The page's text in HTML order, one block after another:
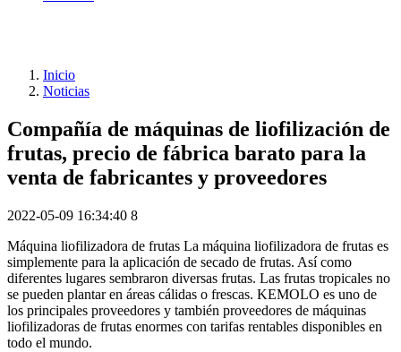
Inicio
Noticias
Compañía de máquinas de liofilización de
frutas, precio de fábrica barato para la
venta de fabricantes y proveedores
2022-05-09 16:34:40 8
Máquina liofilizadora de frutas La máquina liofilizadora de frutas es
simplemente para la aplicación de secado de frutas. Así como
diferentes lugares sembraron diversas frutas. Las frutas tropicales no
se pueden plantar en áreas cálidas o frescas. KEMOLO es uno de
los principales proveedores y también proveedores de máquinas
liofilizadoras de frutas enormes con tarifas rentables disponibles en
todo el mundo.